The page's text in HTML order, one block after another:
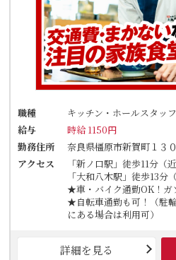
職種
キッチン・ホールスタッ
給与
時給 1150円
勤務住所
奈良県橿原市新賀町１３
アクセス
「新ノ口駅」徒歩11分（
「大和八木駅」徒歩13分
★車・バイク通勤OK！ガ
★自転車通勤も可！（駐
にある場合は利用可）
詳細を見る